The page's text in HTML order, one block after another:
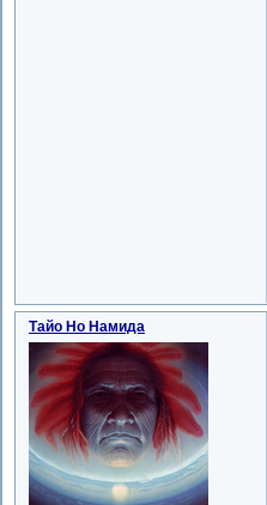
Тайо Но Намида